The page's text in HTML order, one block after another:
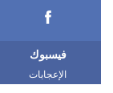
فيسبوك
الإعجابات